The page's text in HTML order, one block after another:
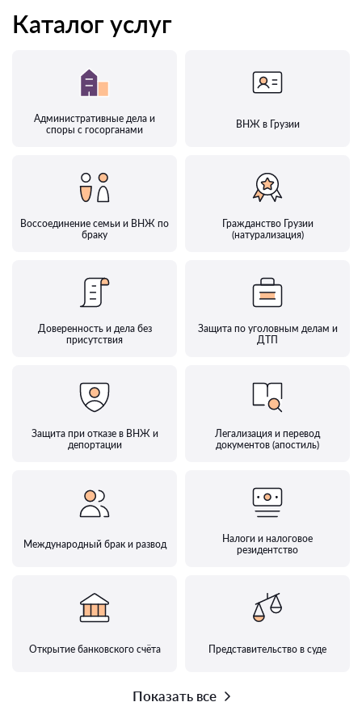
Каталог услуг
Административные дела и
споры с госорганами
ВНЖ в Грузии
Воссоединение семьи и ВНЖ по
браку
Гражданство Грузии
(натурализация)
Доверенность и дела без
присутствия
Защита по уголовным делам и
ДТП
Защита при отказе в ВНЖ и
депортации
Легализация и перевод
документов (апостиль)
Международный брак и развод
Налоги и налоговое
резидентство
Открытие банковского счёта Представительство в суде
Показать все